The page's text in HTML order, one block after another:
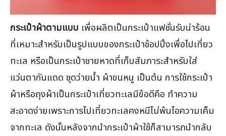
กระเป๋าผ้าตามแบบ เพื่อผลิตเป็นกระเป๋าแฟชั่นรับน่าร้อน
ที่เหมาะสำหรับเป็นรูปแบบของกระเป๋าช้อปปิ้งเพื่อไปเที่ยว
ทะเล หรือเป็นกระเป๋าชายหาดที่เก็บสัมภาระสำหรับใส่
แว่นตากันแดด ชุดว่ายน้ำ ผ้าขนหนู เป็นต้น การใช้กระเป๋า
ผ้าหรือถุงผ้าเป็นกระเป๋าเที่ยวทะเลมีข้อดีคือ ทำความ
สะอาดง่ายเพราะการไปเที่ยวทะเลคงหนีไม่พ้นไอความเค็ม
จากทะเล ดังนั้นหลังจากนำกระเป๋าผ้าใช้ก็สามารถนำกลับ